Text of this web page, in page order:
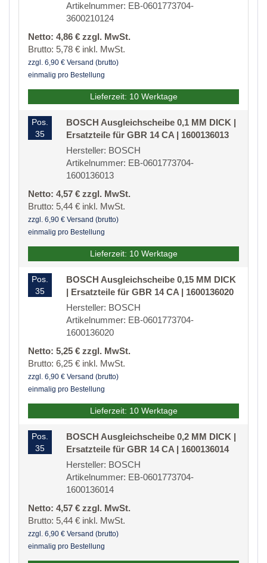
Artikelnummer: EB-0601773704-
3600210124
Netto: 4,86 € zzgl. MwSt.
Brutto: 5,78 € inkl. MwSt.
zzgl. 6,90 € Versand (brutto)
einmalig pro Bestellung
Lieferzeit: 10 Werktage
Pos.
35
BOSCH Ausgleichscheibe 0,1 MM DICK |
Ersatzteile für GBR 14 CA | 1600136013
Hersteller: BOSCH
Artikelnummer: EB-0601773704-
1600136013
Netto: 4,57 € zzgl. MwSt.
Brutto: 5,44 € inkl. MwSt.
zzgl. 6,90 € Versand (brutto)
einmalig pro Bestellung
Lieferzeit: 10 Werktage
Pos.
35
BOSCH Ausgleichscheibe 0,15 MM DICK
| Ersatzteile für GBR 14 CA | 1600136020
Hersteller: BOSCH
Artikelnummer: EB-0601773704-
1600136020
Netto: 5,25 € zzgl. MwSt.
Brutto: 6,25 € inkl. MwSt.
zzgl. 6,90 € Versand (brutto)
einmalig pro Bestellung
Lieferzeit: 10 Werktage
Pos.
35
BOSCH Ausgleichscheibe 0,2 MM DICK |
Ersatzteile für GBR 14 CA | 1600136014
Hersteller: BOSCH
Artikelnummer: EB-0601773704-
1600136014
Netto: 4,57 € zzgl. MwSt.
Brutto: 5,44 € inkl. MwSt.
zzgl. 6,90 € Versand (brutto)
einmalig pro Bestellung